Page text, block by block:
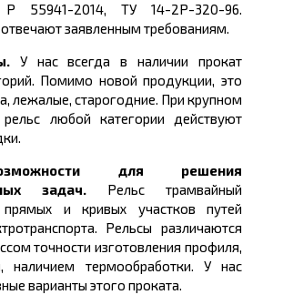
Р 55941-2014, ТУ 14-2Р-320-96.
заявленным требованиям.
У нас всегда в наличии прокат
Помимо новой продукции, это
лежалые, старогодние. При крупном
любой категории действуют
для решения
задач. Рельс трамвайный
и кривых участков путей
Рельсы различаются
точности изготовления профиля,
наличием термообработки. У нас
варианты этого проката.